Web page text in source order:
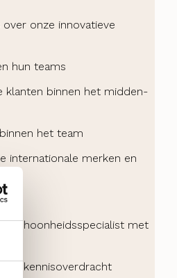
onze innovatieve
hun teams
klanten binnen het midden-
het team
internationale merken en
schoonheidsspecialist met
en kennisoverdracht